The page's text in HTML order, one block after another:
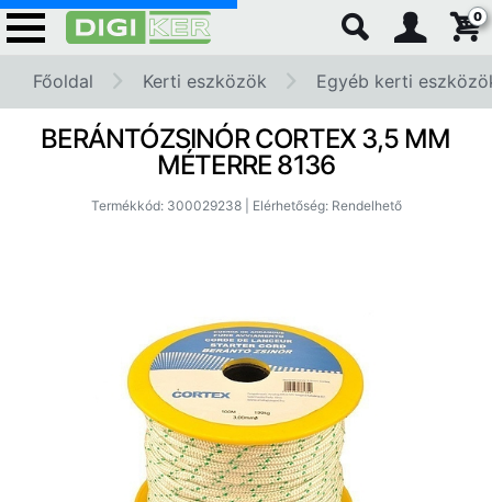
0
Főoldal Kerti eszközök Egyéb kerti
BERÁNTÓZSINÓR CORTEX 3,5 MM
MÉTERRE 8136
Termékkód: 300029238 | Elérhetőség: Rendelhető